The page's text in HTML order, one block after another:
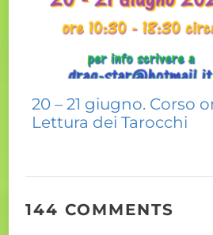
20 – 21 giugno. Corso
Lettura dei Tarocchi
144 COMMENTS